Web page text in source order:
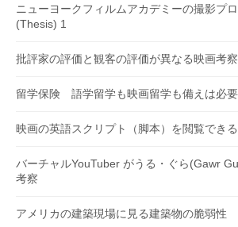
ニューヨークフィルムアカデミーの撮影プ
(Thesis) 1
批評家の評価と観客の評価が異なる映画考察
留学保険 語学留学も映画留学も備えは必要
映画の英語スクリプト（脚本）を閲覧でき
バーチャルYouTuber がうる・ぐら(Gawr
考察
アメリカの建築現場に見る建築物の脆弱性